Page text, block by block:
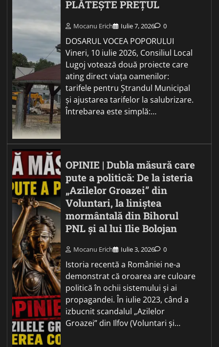
PLĂTEȘTE PREȚUL
Mocanu Erich Iulie 7, 2026 0
DOSARUL VOCEA POPORULUI
Vineri, 10 iulie 2026, Consiliul Local
Lugoj votează două proiecte care
ating direct viața oamenilor:
tarifele pentru Ștrandul Municipal
și ajustarea tarifelor la salubrizare.
Întrebarea este simplă:…
OPINIE | Dubla măsură care
pute a politică: De la isteria
„Azilelor Groazei” din
Voluntari, la liniștea
mormântală din Bihorul
PNL și al lui Ilie Bolojan
Mocanu Erich Iulie 3, 2026 0
Istoria recentă a României ne-a
demonstrat că oroarea are culoare
politică în ochii sistemului și ai
propagandei. În iulie 2023, când a
izbucnit scandalul „Azilelor
Groazei” din Ilfov (Voluntari și…